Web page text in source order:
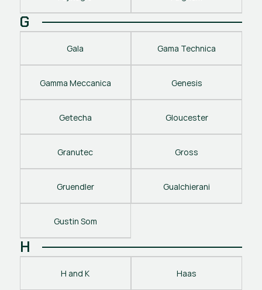
G
Gala Gama Technica
Gamma Meccanica Genesis
Getecha Gloucester
Granutec Gross
Gruendler Gualchierani
Gustin Som
H
H and K Haas